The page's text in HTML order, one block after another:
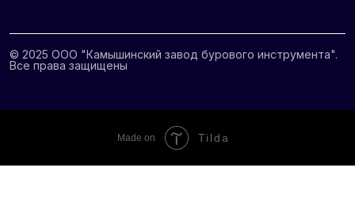
Made on Tilda